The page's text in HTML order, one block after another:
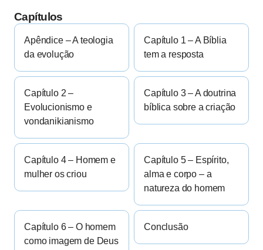
Capítulos
Apêndice – A teologia
da evolução
Capítulo 1 – A Bíblia
tem a resposta
Capítulo 2 –
Evolucionismo e
vondanikianismo
Capítulo 3 – A doutrina
bíblica sobre a criação
Capítulo 4 – Homem e
mulher os criou
Capítulo 5 – Espírito,
alma e corpo – a
natureza do homem
Capítulo 6 – O homem
como imagem de Deus
Conclusão